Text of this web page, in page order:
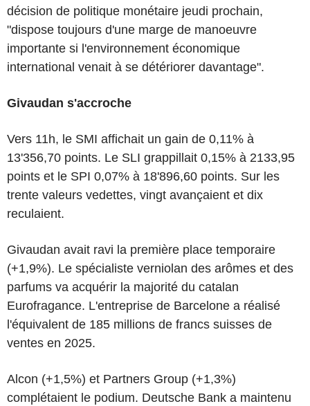
décision de politique monétaire jeudi prochain,
"dispose toujours d'une marge de manoeuvre
importante si l'environnement économique
international venait à se détériorer davantage".
Givaudan s'accroche
Vers 11h, le SMI affichait un gain de 0,11% à
13'356,70 points. Le SLI grappillait 0,15% à 2133,95
points et le SPI 0,07% à 18'896,60 points. Sur les
trente valeurs vedettes, vingt avançaient et dix
reculaient.
Givaudan avait ravi la première place temporaire
(+1,9%). Le spécialiste verniolan des arômes et des
parfums va acquérir la majorité du catalan
Eurofragance. L'entreprise de Barcelone a réalisé
l'équivalent de 185 millions de francs suisses de
ventes en 2025.
Alcon (+1,5%) et Partners Group (+1,3%)
complétaient le podium. Deutsche Bank a maintenu